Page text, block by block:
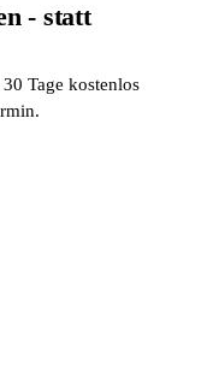
- statt
Tage kostenlos